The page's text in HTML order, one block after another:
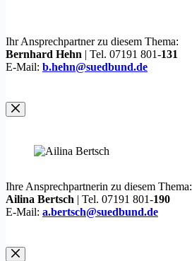
Ihr Ansprechpartner zu diesem Thema:
Bernhard Hehn | Tel. 07191 801-131
E-Mail: b.hehn@suedbund.de
Ihre Ansprechpartnerin zu diesem Thema:
Ailina Bertsch | Tel. 07191 801-190
E-Mail: a.bertsch@suedbund.de